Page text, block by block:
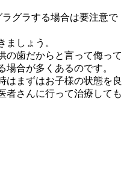
グラする場合は要注意で
ましょう。
の歯だからと言って侮って
合が多くあるのです。
はまずはお子様の状態を良
者さんに行って治療しても